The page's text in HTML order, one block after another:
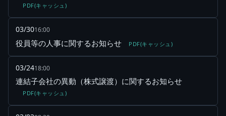
PDF(キャッシュ)
03/3016:00
役員等の人事に関するお知らせ PDF(キャッシュ)
03/2418:00
連結子会社の異動（株式譲渡）に関するお知らせ
PDF(キャッシュ)